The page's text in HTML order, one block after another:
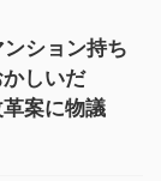
ション持ち
しいだ
案に物議